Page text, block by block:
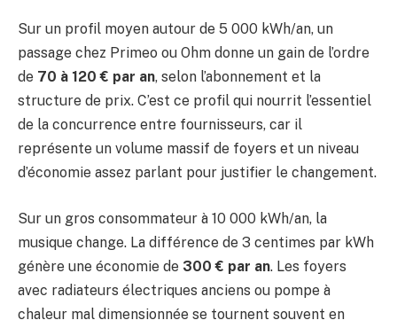
Sur un profil moyen autour de 5 000 kWh/an, un
passage chez Primeo ou Ohm donne un gain de l’ordre
de 70 à 120 € par an, selon l’abonnement et la
structure de prix. C’est ce profil qui nourrit l’essentiel
de la concurrence entre fournisseurs, car il
représente un volume massif de foyers et un niveau
d’économie assez parlant pour justifier le changement.
Sur un gros consommateur à 10 000 kWh/an, la
musique change. La différence de 3 centimes par kWh
génère une économie de 300 € par an. Les foyers
avec radiateurs électriques anciens ou pompe à
chaleur mal dimensionnée se tournent souvent en